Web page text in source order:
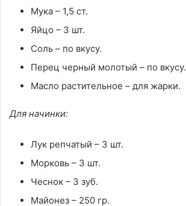
Мука – 1,5 ст.
Яйцо – 3 шт.
Соль – по вкусу.
Перец черный молотый – по вкусу.
Масло растительное – для жарки.
Для начинки:
Лук репчатый – 3 шт.
Морковь – 3 шт.
Чеснок – 3 зуб.
Майонез – 250 гр.